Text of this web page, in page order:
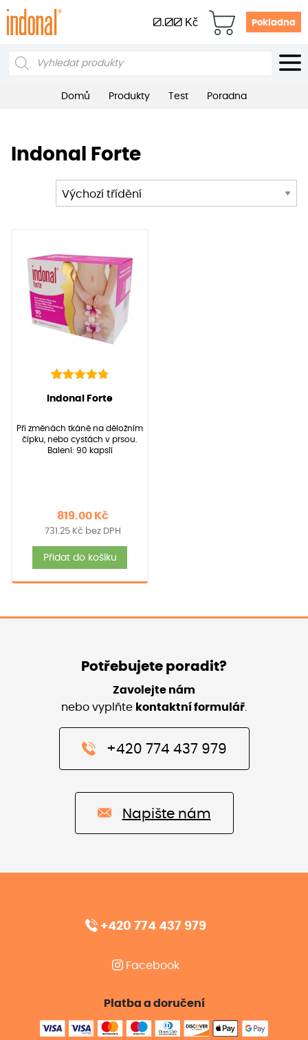
0.00 Kč Pokladna
Products
Domů Produkty Test Poradna
Indonal Forte
4.90
základě
hodnocení
zákazníků
(Hodnocení:136
Indonal Forte
Při změnách tkáně na děložním
čípku, nebo cystách v prsou.
Balení: 90 kapslí
819.00 Kč
731.25 Kč bez DPH
Přidat do košíku
Potřebujete poradit?
Zavolejte nám
nebo vyplňte kontaktní formulář.
+420 774 437 979
Napište nám
+420 774 437 979
Facebook
Platba a doručení